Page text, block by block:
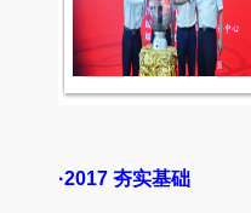
·2017 夯实基础